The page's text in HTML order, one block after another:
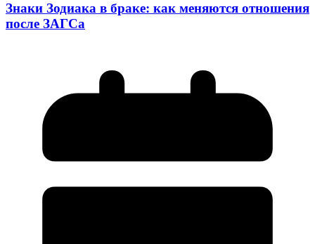
Знаки Зодиака в браке: как меняются отношения
после ЗАГСа